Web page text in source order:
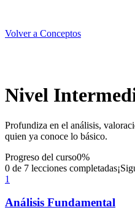
Volver a Conceptos
Nivel
Profundiza en el análisis,
quien ya conoce lo básico.
Progreso del curso0%
0 de 7 lecciones completadas
1
Análisis Fundamental